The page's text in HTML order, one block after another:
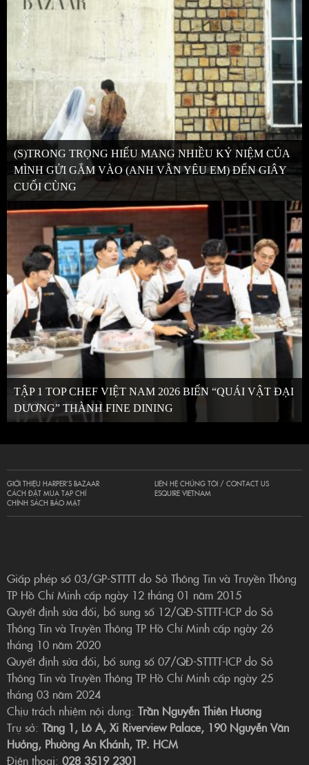
(S)TRONG TRỌNG HIẾU MANG NHIỀU KỶ NIỆM CỦA
MÌNH GỬI GẮM VÀO (ANH VẪN YÊU EM) ĐẾN GIÂY
CUỐI CÙNG
TẬP 1 TOP CHEF VIỆT NAM 2026 BIẾN “QUÁI VẬT ĐẠI
DƯƠNG” THÀNH FINE DINING
GIỚI THIỆU HARPER’S BAZAAR
CÁCH ĐẶT MUA TẠP CHÍ
CHÍNH SÁCH BẢO MẬT
LIÊN HỆ CHÚNG TÔI / CONTACT US
ESQUIRE VIETNAM
Giấp phép số 03/GP-STTTT do Sở Thông Tin và Truyền Thông
TP Hồ Chí Minh cấp ngày 12 tháng 01 năm 2015
Quyết định sửa đổi, bổ sung số 12/QĐ-STTTT-ICP do Sở
Thông Tin và Truyền Thông TP Hồ Chí Minh cấp ngày 26
tháng 10 năm 2020
Quyết định sửa đổi, bổ sung số 07/QĐ-STTTT-ICP do Sở
Thông Tin và Truyền Thông TP Hồ Chí Minh cấp ngày 25
tháng 03 năm 2024
Chịu trách nhiệm nội dung: Trần Nguyễn Thiên Hương
Trụ sở: Tầng 1, Lô A, Xi Riverview Palace, 190 Nguyễn Văn
Hưởng, Phường An Khánh, TP. HCM
Điện thoại: 028 3519 2301